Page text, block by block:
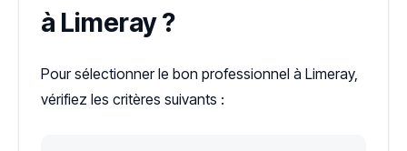
à Limeray ?
Pour sélectionner le bon professionnel à Limeray,
vérifiez les critères suivants :